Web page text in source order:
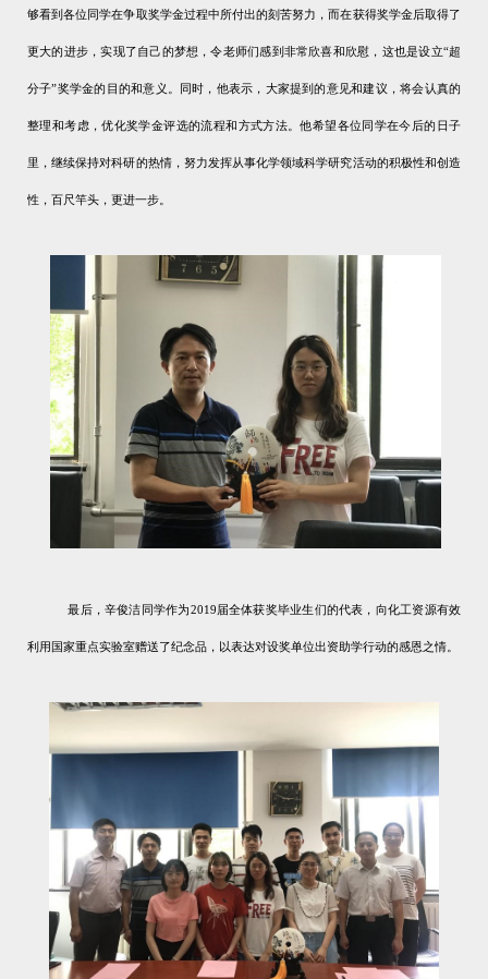
够看到各位同学在争取奖学金过程中所付出的刻苦努力，而在获得奖学金后取得了
更大的进步，实现了自己的梦想，令老师们感到非常欣喜和欣慰，这也是设立“超
分子”奖学金的目的和意义。 同时，他表示，大家提到的意见和建议，将会认真的
整理和考虑，优化奖学金评选的流程和方式方法。他希望各位同学在今后的日子
里，继续保持对科研的热情，努力发挥从事化学领域科学研究活动的积极性和创造
性，百尺竿头，更进一步。
最后，辛俊洁同学作为2019届全体获奖毕业生们的代表，向化工资源有效
利用国家重点实验室赠送了纪念品，以表达对设奖单位出资助学行动的感恩之情。